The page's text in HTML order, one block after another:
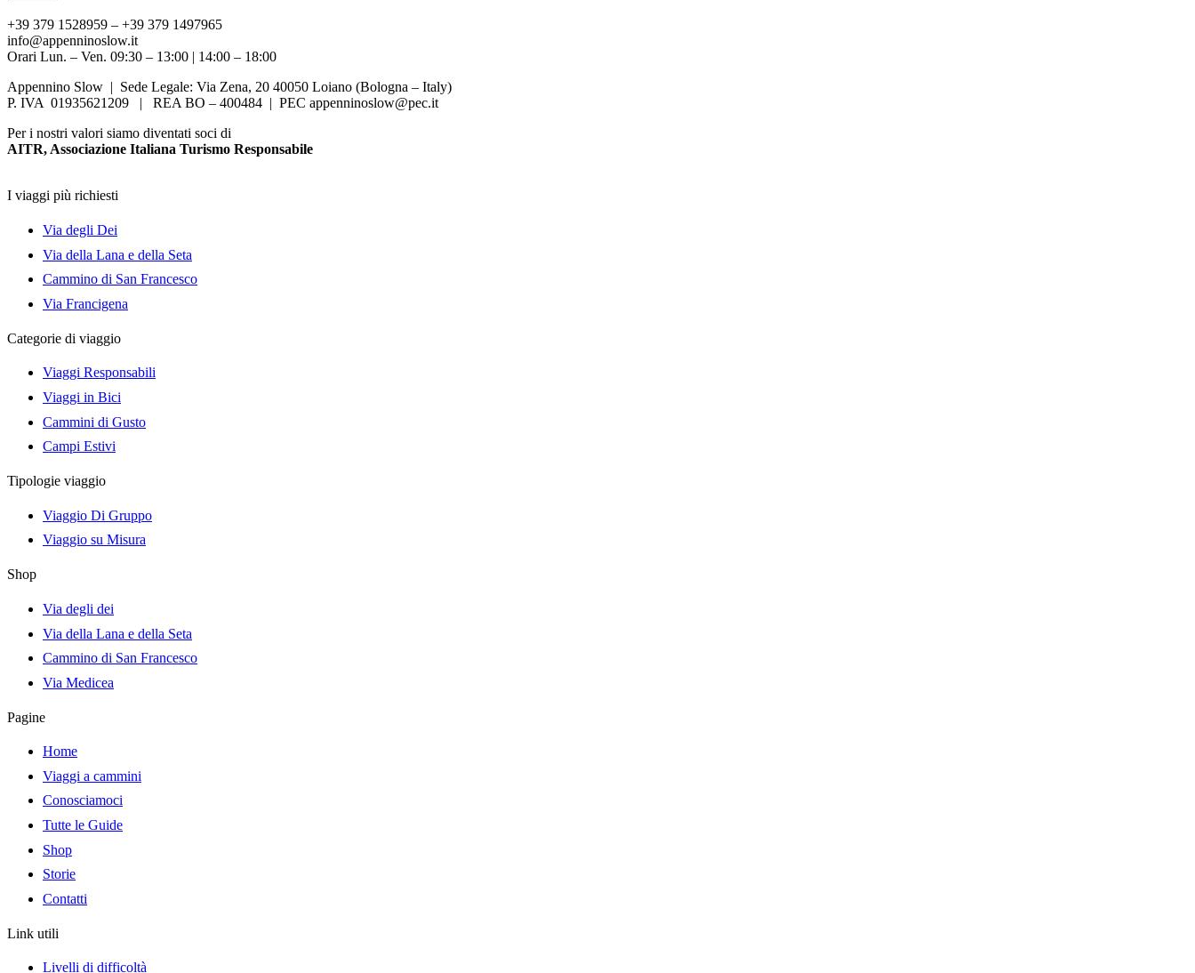
+39 379 1528959 – +39 379 1497965
info@appenninoslow.it
Orari Lun. – Ven. 09:30 – 13:00 | 14:00 – 18:00
Appennino Slow | Sede Legale: Via Zena, 20 40050 Loiano (Bologna – Italy)
P. IVA 01935621209 | REA BO – 400484 | PEC appenninoslow@pec.it
Per i nostri valori siamo diventati soci di
AITR, Associazione Italiana Turismo Responsabile
I viaggi più richiesti
Via degli Dei
Via della Lana e della Seta
Cammino di San Francesco
Via Francigena
Categorie di viaggio
Viaggi Responsabili
Viaggi in Bici
Cammini di Gusto
Campi Estivi
Tipologie viaggio
Viaggio Di Gruppo
Viaggio su Misura
Shop
Via degli dei
Via della Lana e della Seta
Cammino di San Francesco
Via Medicea
Pagine
Home
Viaggi a cammini
Conosciamoci
Tutte le Guide
Shop
Storie
Contatti
Link utili
Livelli di difficoltà